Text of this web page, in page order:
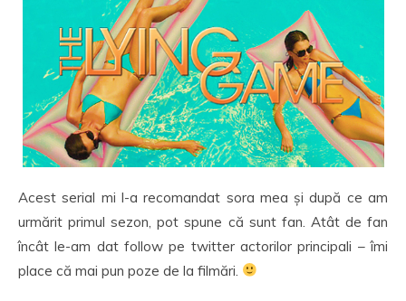
Acest serial mi l-a recomandat sora mea și după ce am
urmărit primul sezon, pot spune că sunt fan. Atât de fan
încât le-am dat follow pe twitter actorilor principali – îmi
place că mai pun poze de la filmări.